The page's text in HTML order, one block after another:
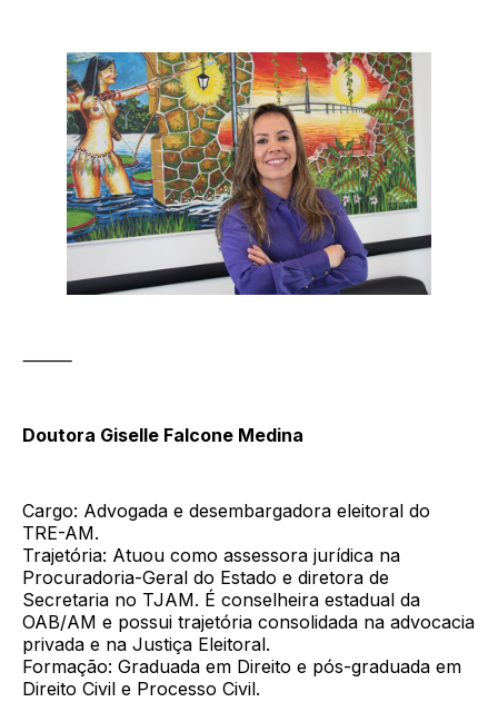
⸻
Doutora Giselle Falcone Medina
Cargo: Advogada e desembargadora eleitoral do
TRE-AM.
Trajetória: Atuou como assessora jurídica na
Procuradoria-Geral do Estado e diretora de
Secretaria no TJAM. É conselheira estadual da
OAB/AM e possui trajetória consolidada na advocacia
privada e na Justiça Eleitoral.
Formação: Graduada em Direito e pós-graduada em
Direito Civil e Processo Civil.